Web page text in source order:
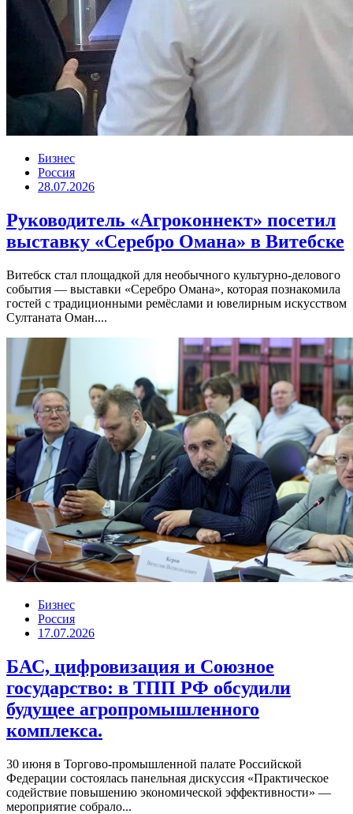
Бизнес
Россия
28.07.2026
Руководитель «Агроконнект» посетил
выставку «Серебро Омана» в Витебске
Витебск стал площадкой для необычного культурно-делового
события — выставки «Серебро Омана», которая познакомила
гостей с традиционными ремёслами и ювелирным искусством
Султаната Оман....
Бизнес
Россия
17.07.2026
БАС, цифровизация и Союзное
государство: в ТПП РФ обсудили
будущее агропромышленного
комплекса.
30 июня в Торгово-промышленной палате Российской
Федерации состоялась панельная дискуссия «Практическое
содействие повышению экономической эффективности» —
мероприятие собрало...